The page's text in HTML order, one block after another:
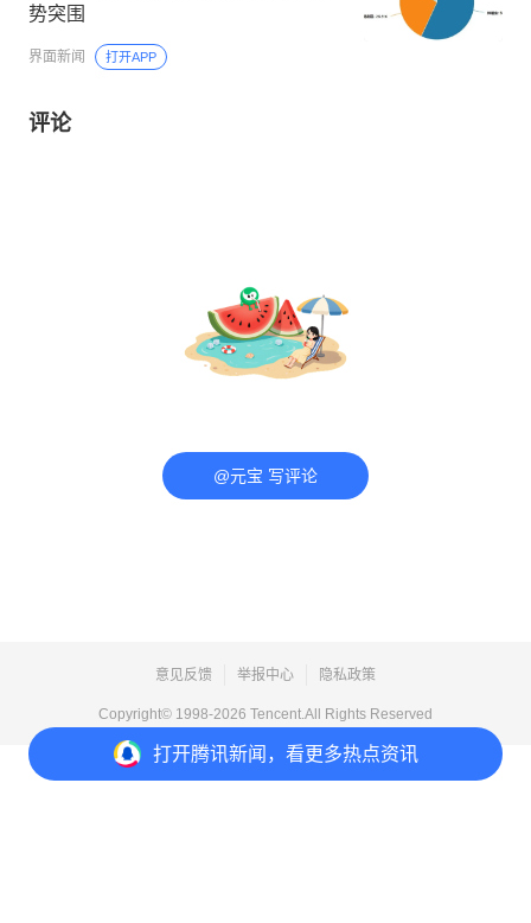
打开腾讯新闻，看更多热点资讯
势突围
界面新闻 打开APP
评论
@元宝 写评论
意见反馈 举报中心 隐私政策
Copyright© 1998-2026 Tencent.All Rights Reserved